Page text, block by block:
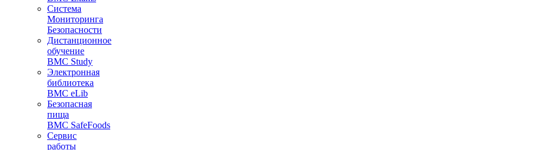
Система
Мониторинга
Безопасности
Дистанционное
обучение
BMC Study
Электронная
библиотека
BMC eLib
Безопасная
пища
BMC SafeFoods
Сервис
работы